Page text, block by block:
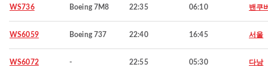
WS736 Boeing 7M8 22:35 06:10 밴쿠
WS6059 Boeing 737 22:40 16:45 서울
WS6072 - 22:55 05:30 다낭